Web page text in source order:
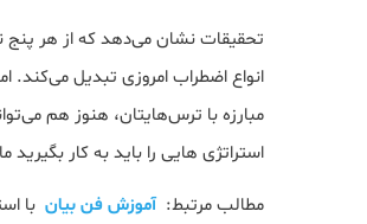
انواع اضطراب امروزی تبدیل می‌کند.
مبارزه با ترس‌هایتان، هنوز هم
استراتژی هایی را باید به کار
مطالب مرتبط: آموزش فن بیان با